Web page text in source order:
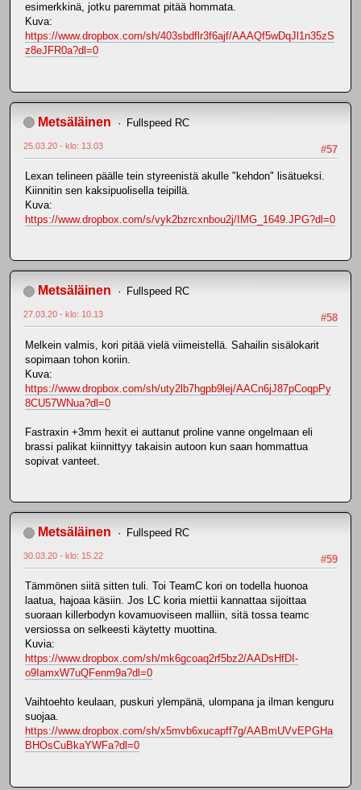
esimerkkinä, jotku paremmat pitää hommata.
Kuva:
https://www.dropbox.com/sh/403sbdflr3f6ajf/AAAQf5wDqJl1n35zS
z8eJFR0a?dl=0
Metsäläinen Fullspeed RC
#57
25.03.20 - klo: 13.03
Lexan telineen päälle tein styreenistä akulle "kehdon" lisätueksi.
Kiinnitin sen kaksipuolisella teipillä.
Kuva:
https://www.dropbox.com/s/vyk2bzrcxnbou2j/IMG_1649.JPG?dl=0
Metsäläinen Fullspeed RC
#58
27.03.20 - klo: 10.13
Melkein valmis, kori pitää vielä viimeistellä. Sahailin sisälokarit
sopimaan tohon koriin.
Kuva:
https://www.dropbox.com/sh/uty2lb7hgpb9lej/AACn6jJ87pCoqpPy
8CU57WNua?dl=0
Fastraxin +3mm hexit ei auttanut proline vanne ongelmaan eli
brassi palikat kiinnittyy takaisin autoon kun saan hommattua
sopivat vanteet.
Metsäläinen Fullspeed RC
#59
30.03.20 - klo: 15.22
Tämmönen siitä sitten tuli. Toi TeamC kori on todella huonoa
laatua, hajoaa käsiin. Jos LC koria miettii kannattaa sijoittaa
suoraan killerbodyn kovamuoviseen malliin, sitä tossa teamc
versiossa on selkeesti käytetty muottina.
Kuvia:
https://www.dropbox.com/sh/mk6gcoaq2rf5bz2/AADsHfDI-
o9IamxW7uQFenm9a?dl=0
Vaihtoehto keulaan, puskuri ylempänä, ulompana ja ilman kenguru
suojaa.
https://www.dropbox.com/sh/x5mvb6xucapff7g/AABmUVvEPGHa
BHOsCuBkaYWFa?dl=0